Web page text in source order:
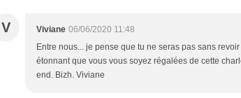
V Viviane 06/06/2020 11:48
Entre nous... je pense que tu ne seras pas sans
étonnant que vous vous soyez régalées de cette
end. Bizh. Viviane